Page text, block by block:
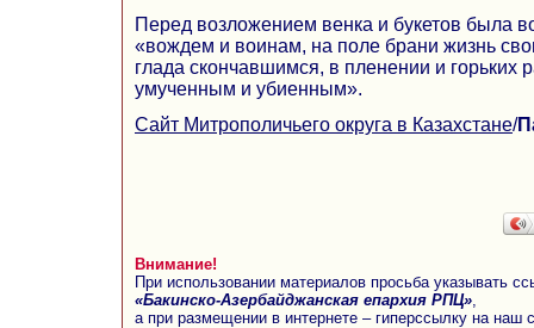
Перед возложением венка и букетов была
«вождем и воинам, на поле брани жизнь
глада скончавшимся, в пленении и горьких
умученным и убиенным».
Сайт Митрополичьего округа в Казахстане/
Внимание!
При использовании материалов просьба указывать
«Бакинско-Азербайджанская епархия РПЦ»
а при размещении в интернете – гиперссылку на наш